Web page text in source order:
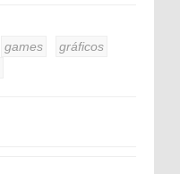
games
gráficos